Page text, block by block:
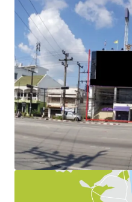
Total Floor Area : 1,040 sq.m.
Land Area : 130 sq.wah
Available Parking : 15